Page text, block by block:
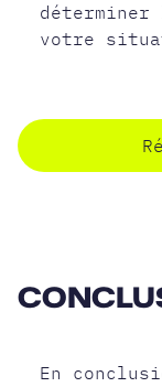
déterminer
votre
En